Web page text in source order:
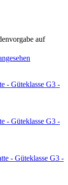
auf
- Güteklasse G3 -
- Güteklasse G3 -
- Güteklasse G3 -